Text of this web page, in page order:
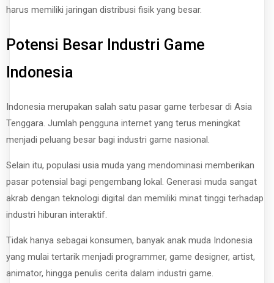
harus memiliki jaringan distribusi fisik yang besar.
Potensi Besar Industri Game
Indonesia
Indonesia merupakan salah satu pasar game terbesar di Asia
Tenggara. Jumlah pengguna internet yang terus meningkat
menjadi peluang besar bagi industri game nasional.
Selain itu, populasi usia muda yang mendominasi memberikan
pasar potensial bagi pengembang lokal. Generasi muda sangat
akrab dengan teknologi digital dan memiliki minat tinggi terhadap
industri hiburan interaktif.
Tidak hanya sebagai konsumen, banyak anak muda Indonesia
yang mulai tertarik menjadi programmer, game designer, artist,
animator, hingga penulis cerita dalam industri game.